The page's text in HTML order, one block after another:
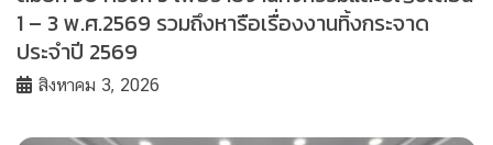
1 – 3 พ.ศ.2569 รวมถึงหารือเรื่องงานทิ้งกระจาด
ประจำปี 2569
สิงหาคม 3, 2026